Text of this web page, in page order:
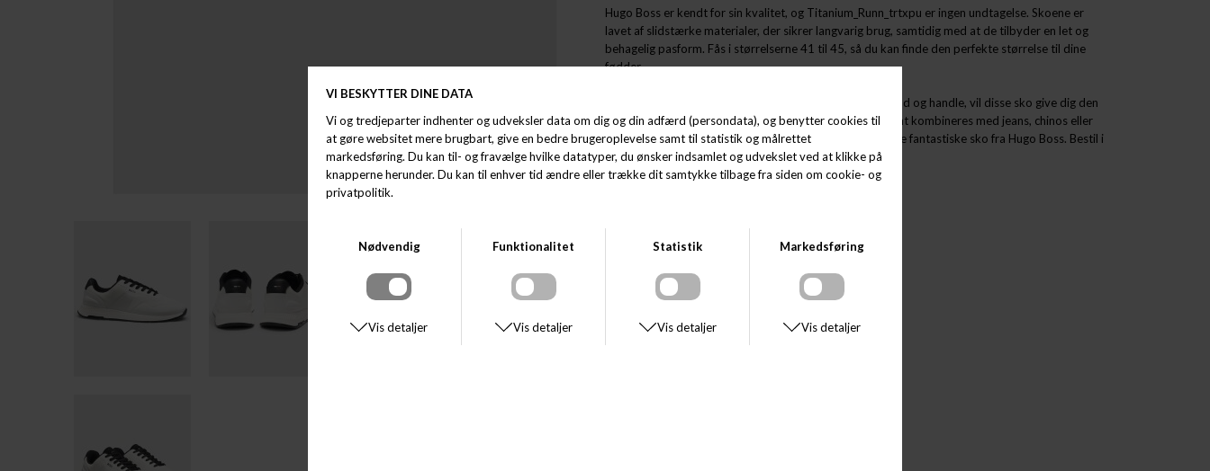
Hugo Boss er kendt for sin kvalitet, og Titanium_Runn_trtxpu er ingen undtagelse. Skoene er
lavet af slidstærke materialer, der sikrer langvarig brug, samtidig med at de tilbyder en let og
behagelig pasform. Fås i størrelserne 41 til 45, så du kan finde den perfekte størrelse til dine
fødder.
Uanset om du skal til arbejde, på weekendtur eller bare ud og handle, vil disse sko give dig den
stil, du har brug for. Med deres tidløse design kan de nemt kombineres med jeans, chinos eller
shorts. Gå ikke glip af muligheden for at eje et par af disse fantastiske sko fra Hugo Boss. Bestil i
dag og oplev forskellen!
SE STØRRELSESGUIDE